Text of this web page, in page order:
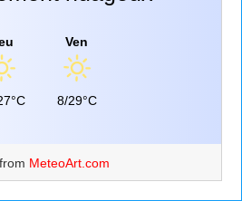
Ven
8/29°C
MeteoArt.com